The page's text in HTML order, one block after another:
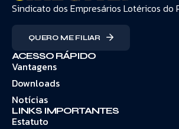
Sindicato dos Empresários Lotéricos do
QUERO ME FILIAR
ACESSO RÁPIDO
Vantagens
Downloads
Notícias
LINKS IMPORTANTES
Estatuto